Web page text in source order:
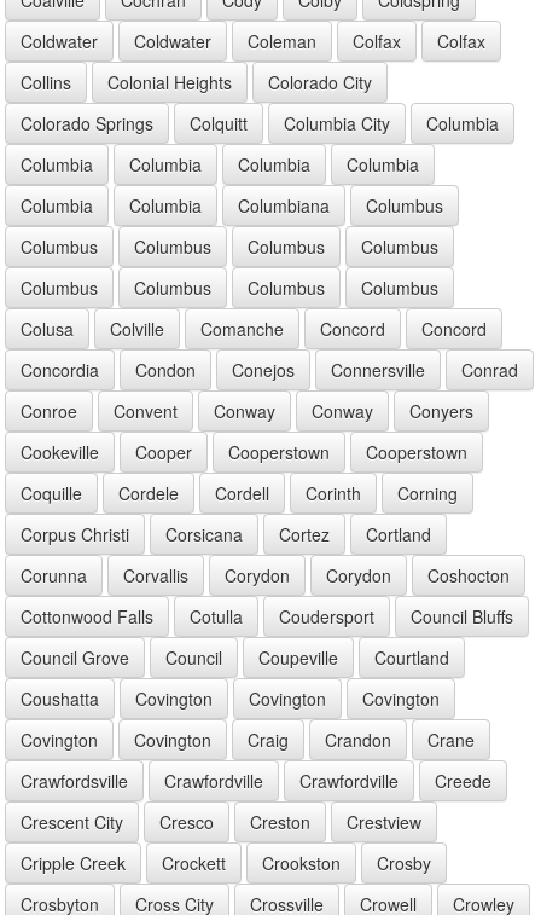
Coldwater
Coldwater Coleman Colfax
Colfax
Collins
Colonial Heights
Colorado City
Colorado Springs
Colquitt Columbia City
Columbia
Columbia
Columbia Columbia
Columbia
Columbia
Columbia Columbiana
Columbus
Columbus
Columbus Columbus
Columbus
Columbus
Columbus Columbus
Columbus
Colusa
Colville Comanche Concord
Concord
Concordia
Condon Conejos Connersville
Conrad
Conroe
Convent Conway Conway
Conyers
Cookeville
Cooper Cooperstown
Cooperstown
Coquille
Cordele Cordell Corinth
Corning
Corpus Christi
Corsicana Cortez
Cortland
Corunna
Corvallis Corydon Corydon
Coshocton
Cottonwood Falls
Cotulla Coudersport
Council Bluffs
Council Grove
Council Coupeville
Courtland
Coushatta
Covington Covington
Covington
Covington
Covington Craig Crandon
Crane
Crawfordsville
Crawfordville Crawfordville
Creede
Crescent City
Cresco Creston
Crestview
Cripple Creek
Crockett Crookston
Crosby
Crosbyton
Cross City Crossville Crowell
Crowley